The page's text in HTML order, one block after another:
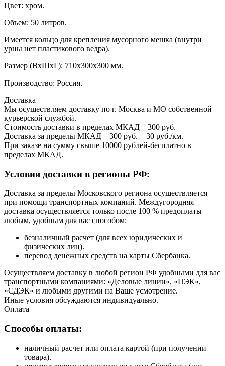
Цвет: хром.
Объем: 50 литров.
Имеется кольцо для крепления мусорного мешка (внутри
урны нет пластикового ведра).
Размер (ВхШхГ): 710х300х300 мм.
Производство: Россия.
Доставка
Мы осуществляем доставку по г. Москва и МО собственной
курьерской службой.
Стоимость доставки в пределах МКАД – 300 руб.
Доставка за пределы МКАД – 300 руб. + 30 руб./км.
При заказе на сумму свыше 10000 рублей-бесплатно в
пределах МКАД.
Условия доставки в регионы РФ:
Доставка за пределы Московского региона осуществляется
при помощи транспортных компаний. Междугородняя
доставка осуществляется только после 100 % предоплаты
любым, удобным для вас способом:
безналичный расчет (для всех юридических и
физических лиц).
перевод денежных средств на карты Сбербанка.
Осуществляем доставку в любой регион РФ удобными для вас
транспортными компаниями: «Деловые линии», «ПЭК»,
«СДЭК» и любыми другими на Ваше усмотрение.
Иные условия обсуждаются индивидуально.
Оплата
Способы оплаты:
наличный расчет или оплата картой (при получении
товара).